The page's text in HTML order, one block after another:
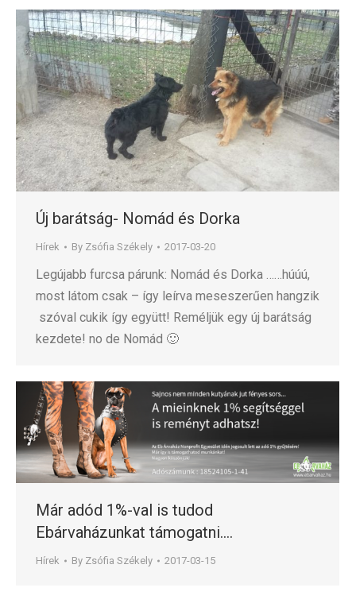
Új barátság- Nomád és Dorka
Hírek By Zsófia Székely 2017-03-20
Legújabb furcsa párunk: Nomád és Dorka ……húúú,
most látom csak – így leírva meseszerűen hangzik
szóval cukik így együtt! Reméljük egy új barátság
kezdete! no de Nomád 🙂
Már adód 1%-val is tudod
Ebárvaházunkat támogatni….
Hírek By Zsófia Székely 2017-03-15